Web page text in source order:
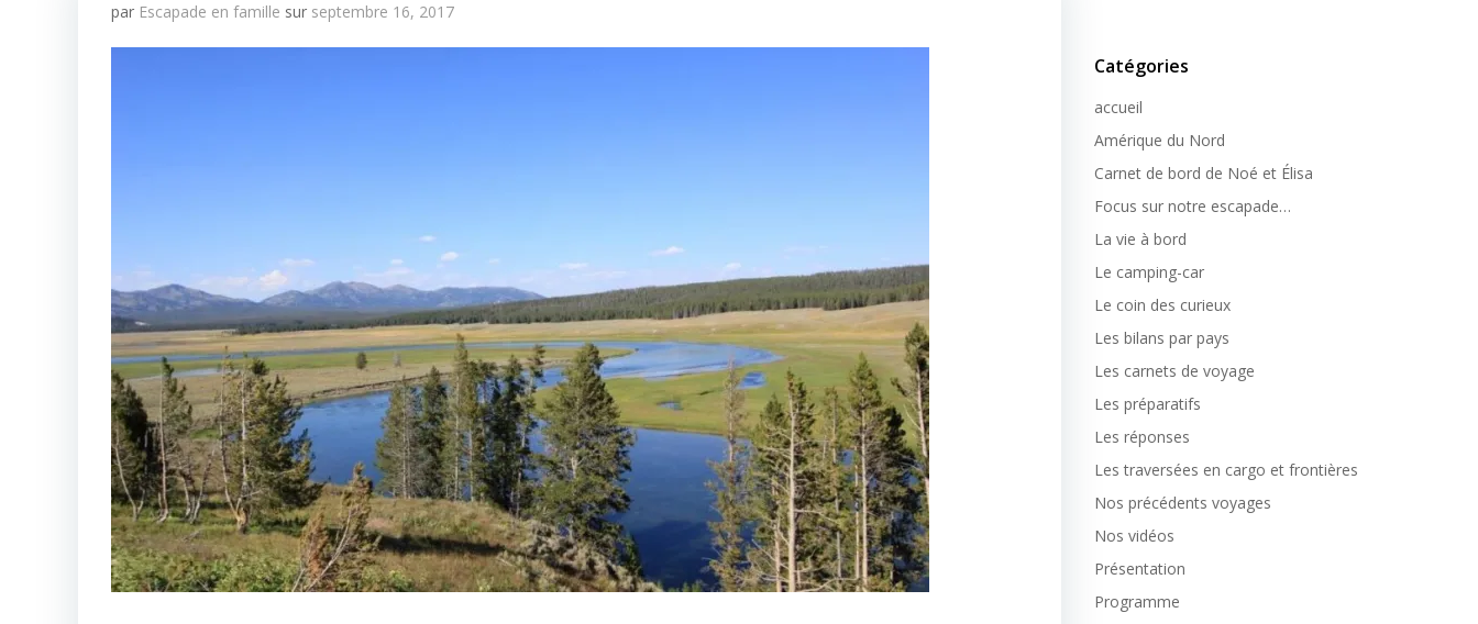
par Escapade en famille sur septembre 16, 2017
Catégories
accueil
Amérique du Nord
Carnet de bord de Noé et Élisa
Focus sur notre escapade…
La vie à bord
Le camping-car
Le coin des curieux
Les bilans par pays
Les carnets de voyage
Les préparatifs
Les réponses
Les traversées en cargo et frontières
Nos précédents voyages
Nos vidéos
Présentation
Programme